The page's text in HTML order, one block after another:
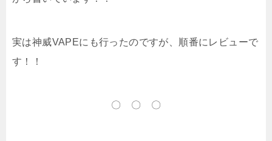
実は神威VAPEにも行ったのですが、順番にレビューで
す！！
〇 〇 〇